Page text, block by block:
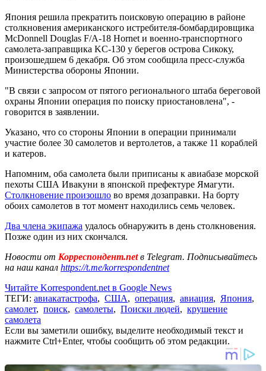
Япония решила прекратить поисковую операцию в районе
столкновения американского истребителя-бомбардировщика
McDonnell Douglas F/A-18 Hornet и военно-транспортного
самолета-заправщика KC-130 у берегов острова Сикоку,
произошедшем 6 декабря. Об этом сообщила пресс-служба
Министерства обороны Японии.
"В связи с запросом от пятого регионального штаба береговой
охраны Японии операция по поиску приостановлена", -
говорится в заявлении.
Указано, что со стороны Японии в операции принимали
участие более 30 самолетов и вертолетов, а также 11 кораблей
и катеров.
Напомним, оба самолета были приписаны к авиабазе морской
пехоты США Ивакуни в японской префектуре Ямагути.
Столкновение произошло во время дозаправки. На борту
обоих самолетов в тот момент находились семь человек.
Два члена экипажа удалось обнаружить в день столкновения.
Позже один из них скончался.
Новости от Корреспондент.netв Telegram. Подписывайтесь
на наш канал https://t.me/korrespondentnet
Читайте Korrespondent.net в Google News
ТЕГИ: авиакатастрофа, США, операция, авиация, Япония,
самолет, поиск, самолеты, Поиски людей, крушение
самолета
Если вы заметили ошибку, выделите необходимый текст и
нажмите Ctrl+Enter, чтобы сообщить об этом редакции.